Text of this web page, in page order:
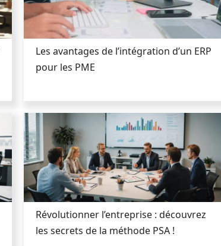
Les avantages de l’intégration d’un ERP
pour les PME
Révolutionner l’entreprise : découvrez
les secrets de la méthode PSA !